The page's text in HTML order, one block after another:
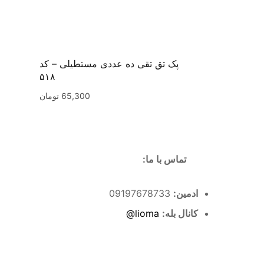
پک تق تقی ده عددی مستطیلی – کد
۵۱۸
65,300 تومان
تماس با ما:
ادمین:
کانال بله: lioma@